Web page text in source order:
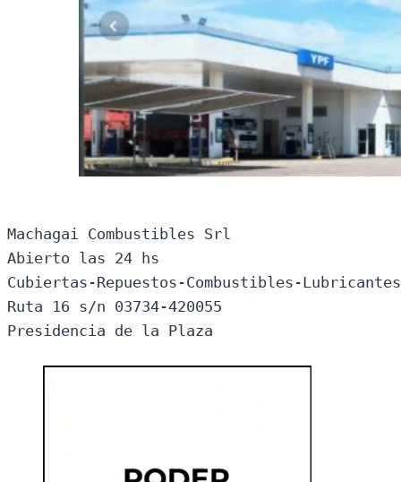
Machagai Combustibles Srl
Abierto las 24 hs
Cubiertas-Repuestos-Combustibles-
Ruta 16 s/n 03734-420055
Presidencia de la Plaza